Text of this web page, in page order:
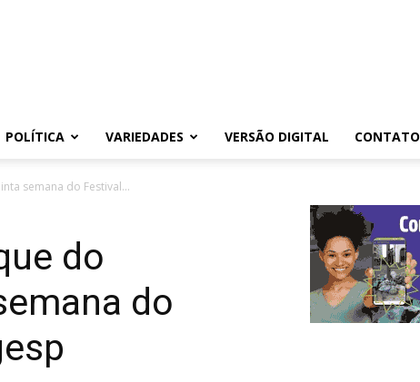
POLÍTICA VARIEDADES VERSÃO DIGITAL CONTATO
semana do Festival...
do
do